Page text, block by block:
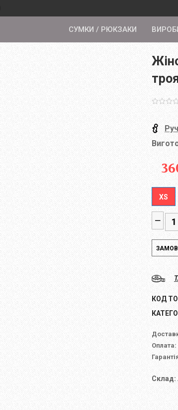
СУМКИ / РЮКЗАКИ
XS
КОД
Оплата:
Склад: